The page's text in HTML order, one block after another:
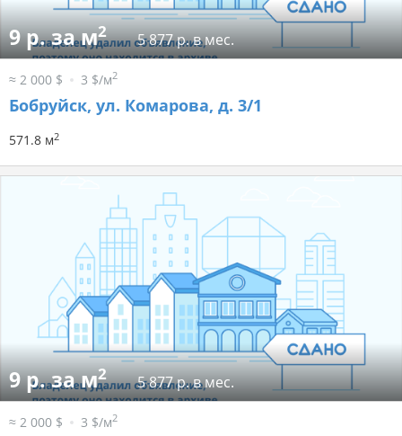
9 р. за м2 5 877 р. в мес.
≈ 2 000 $ 3 $/м2
Бобруйск, ул. Комарова, д. 3/1
571.8 м2
9 р. за м2 5 877 р. в мес.
≈ 2 000 $ 3 $/м2